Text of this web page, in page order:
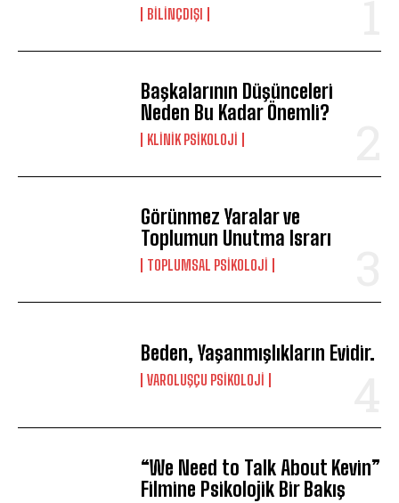
Gizlilik politikasını okudum, onaylıyorum.
BILINÇDIŞI
Başkalarının Düşünceleri
Neden Bu Kadar Önemli?
KLINIK PSIKOLOJI
Görünmez Yaralar ve
Toplumun Unutma Israrı
TOPLUMSAL PSIKOLOJI
Beden, Yaşanmışlıkların Evidir.
VAROLUŞÇU PSIKOLOJI
“We Need to Talk About Kevin”
Filmine Psikolojik Bir Bakış